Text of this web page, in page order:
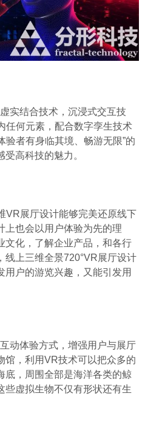
结合技术，沉浸式交互技
任何元素，配合数字孪生技术
验者有身临其境、畅游无限”的
高科技的魅力。
展厅设计能够完美还原线下
上也会以用户体验为先的理
文化，了解企业产品，和各行
线上三维全景720°VR展厅设计
用户的游览兴趣，又能引发用
体验方式，增强用户与展厅
馆，利用VR技术可以把众多的
底，周围全部是海洋各类的鲸
些虚拟生物不仅有形状还有生